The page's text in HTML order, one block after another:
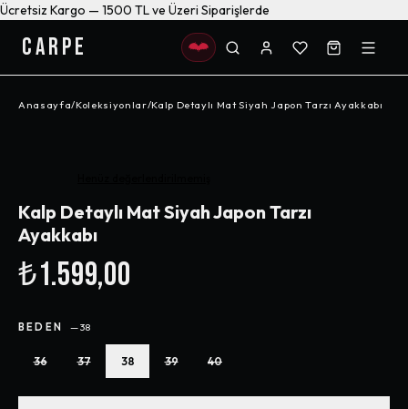
Ücretsiz Kargo — 1500 TL ve Üzeri Siparişlerde
CARPE
Anasayfa/Koleksiyonlar/Kalp Detaylı Mat Siyah Japon Tarzı Ayakkabı
Kalp Detaylı Mat Siyah Japon Tarzı
Ayakkabı
₺1.599,00
BEDEN —38
36 37 38 39 40